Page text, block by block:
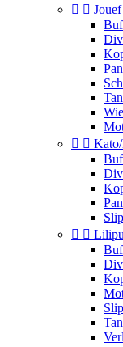
  Jouef
 
 